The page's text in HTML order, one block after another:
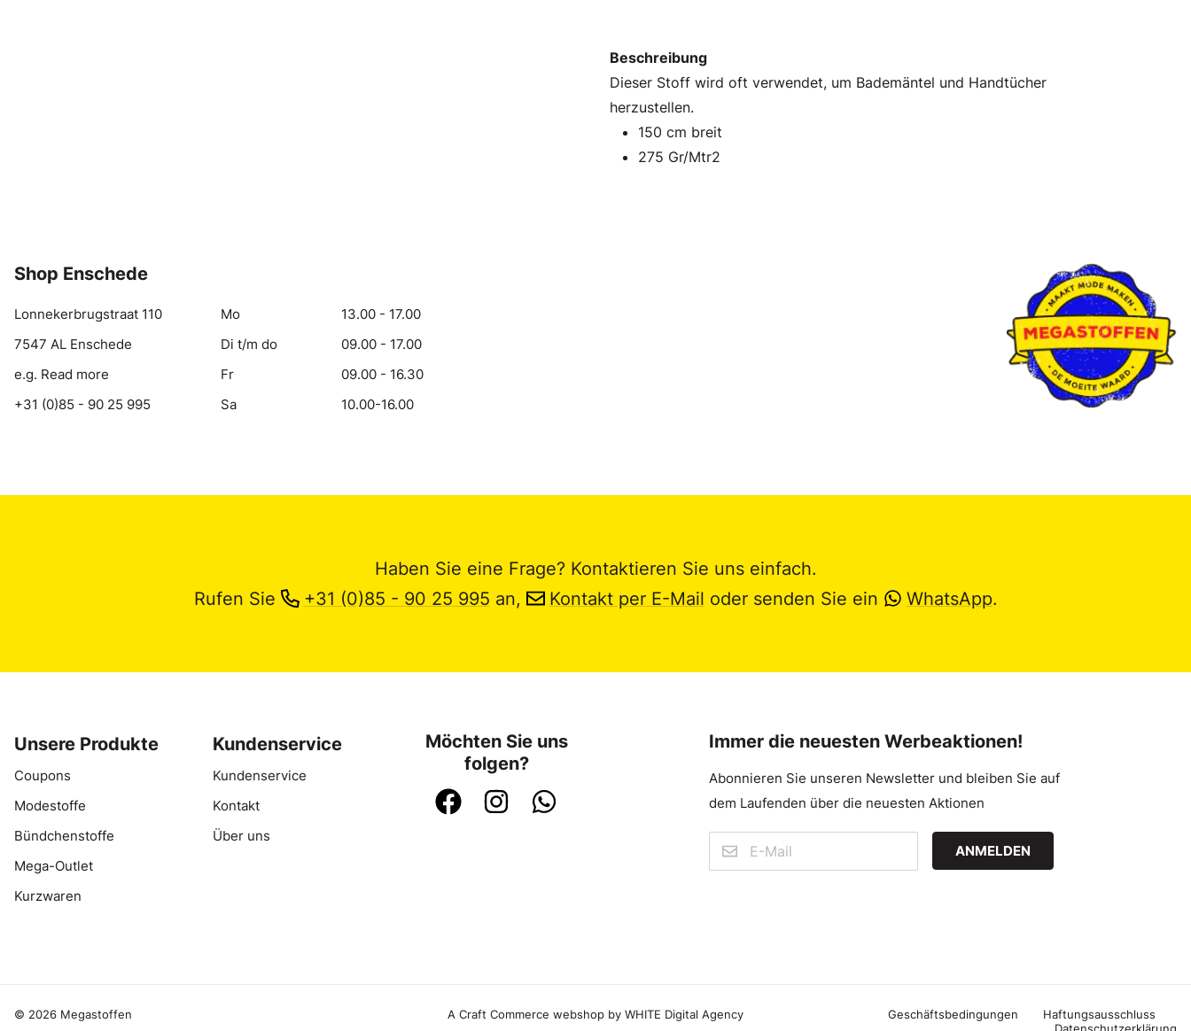
Beschreibung
Dieser Stoff wird oft verwendet, um Bademäntel und Handtücher
herzustellen.
150 cm breit
275 Gr/Mtr2
Shop Enschede
Lonnekerbrugstraat 110
7547 AL Enschede
e.g. Read more
+31 (0)85 - 90 25 995
Mo
13.00 - 17.00
Di t/m do
09.00 - 17.00
Fr
09.00 - 16.30
Sa
10.00-16.00
Haben Sie eine Frage? Kontaktieren Sie uns einfach.
Rufen Sie
+31 (0)85 - 90 25 995 an, Kontakt per E-Mail oder senden Sie ein WhatsApp.
Unsere Produkte
Coupons
Modestoffe
Bündchenstoffe
Mega-Outlet
Kurzwaren
Kundenservice
Kundenservice
Kontakt
Über uns
Möchten Sie uns
folgen?
Immer die neuesten Werbeaktionen!
Abonnieren Sie unseren Newsletter und bleiben Sie auf
dem Laufenden über die neuesten Aktionen
ANMELDEN
© 2026 Megastoffen A Craft Commerce webshop by WHITE Digital Agency Geschäftsbedingungen
Haftungsausschluss
Datenschutzerklärung